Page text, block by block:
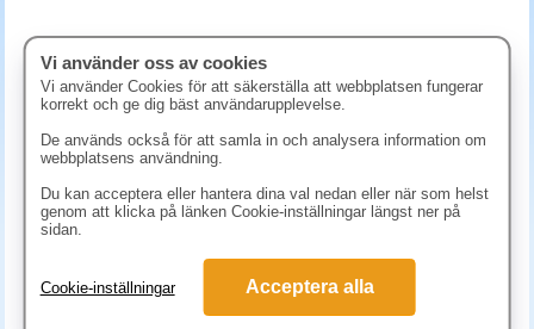
2261.30 kr (inkl. moms)
Vi använder oss av cookies
Vi använder Cookies för att säkerställa att webbplatsen fungerar
korrekt och ge dig bäst användarupplevelse.
De används också för att samla in och analysera information om
webbplatsens användning.
Du kan acceptera eller hantera dina val nedan eller när som helst
genom att klicka på länken Cookie-inställningar längst ner på
sidan.
Cookie-inställningar Acceptera alla